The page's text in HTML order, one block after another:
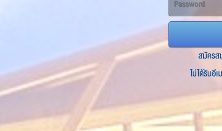
สมัครส
ไม่ได้รับอี